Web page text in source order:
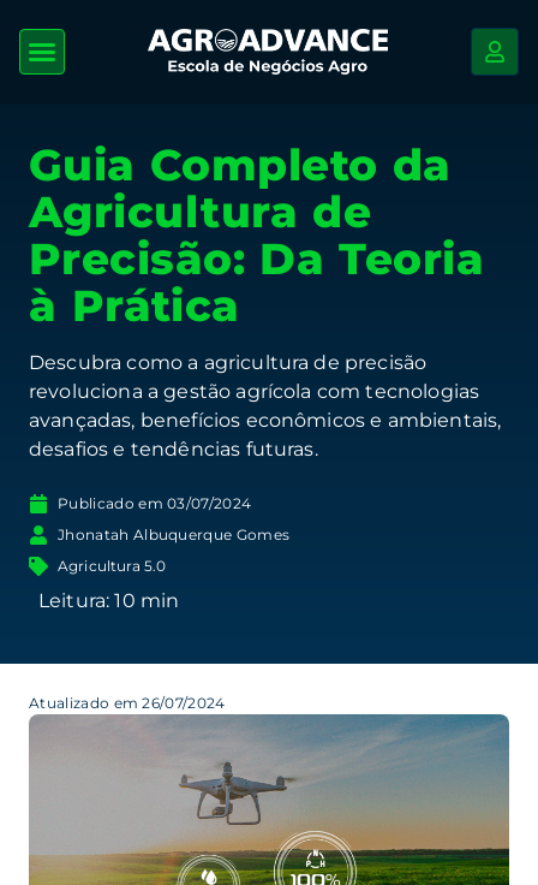
Guia Completo da
Agricultura de
Precisão: Da Teoria
à Prática
Descubra como a agricultura de precisão
revoluciona a gestão agrícola com tecnologias
avançadas, benefícios econômicos e ambientais,
desafios e tendências futuras.
Publicado em 03/07/2024
Jhonatah Albuquerque Gomes
Agricultura 5.0
Atualizado em 26/07/2024